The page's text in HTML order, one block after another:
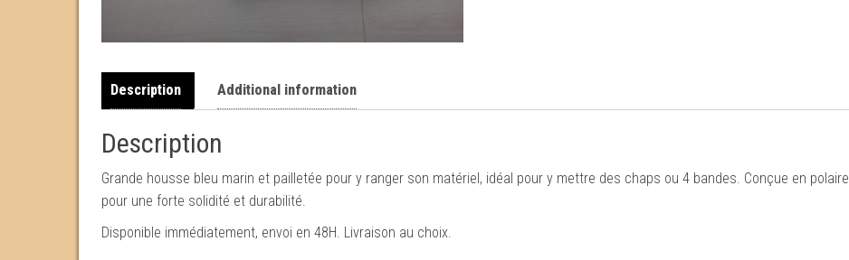
Description Additional information
Description
Grande housse bleu marin et pailletée pour y ranger son matériel, idéal pour y mettre des chaps ou 4 bandes. Conçue en polaire
pour une forte solidité et durabilité.
Disponible immédiatement, envoi en 48H. Livraison au choix.